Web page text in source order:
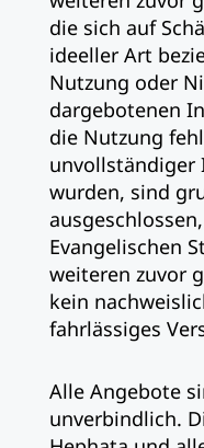
die sich auf
ideeller Art
Nutzung oder
dargebotenen
die Nutzung
unvollständiger
wurden, sind
Evangelischen
weiteren zuvor
kein
fahrlässiges
Alle Angebote
unverbindlich.